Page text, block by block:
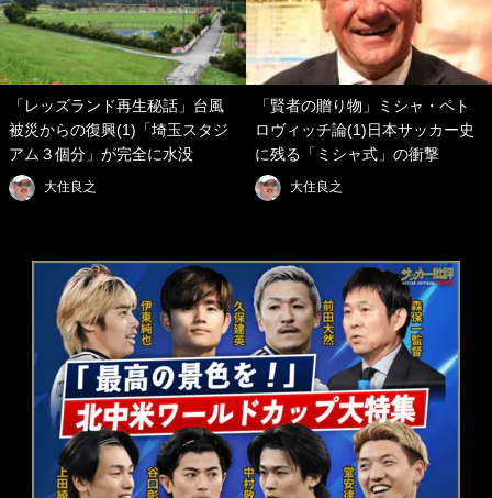
「レッズランド再生秘話」台風
被災からの復興(1)「埼玉スタジ
アム３個分」が完全に水没
大住良之
「賢者の贈り物」ミシャ・ペト
ロヴィッチ論(1)日本サッカー史
に残る「ミシャ式」の衝撃
大住良之